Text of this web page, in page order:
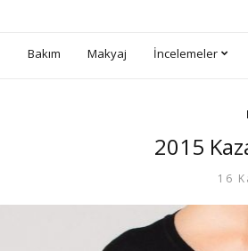
Bakım Makyaj İncelemeler
2015
16